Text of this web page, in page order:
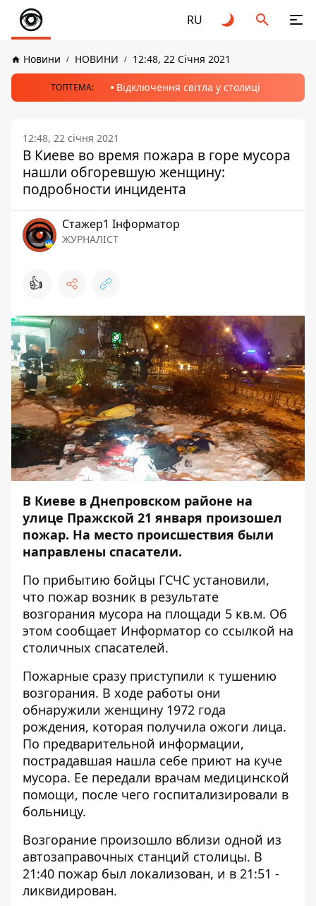
RU
Новини НОВИНИ 12:48, 22 Січня 2021
ТОПТЕМА: Відключення світла у столиці
12:48, 22 січня 2021
В Киеве во время пожара в горе мусора
нашли обгоревшую женщину:
подробности инцидента
Стажер1 Інформатор
ЖУРНАЛІСТ
👍
В Киеве в Днепровском районе на
улице Пражской 21 января произошел
пожар. На место происшествия были
направлены спасатели.
По прибытию бойцы ГСЧС установили,
что пожар возник в результате
возгорания мусора на площади 5 кв.м. Об
этом сообщает Информатор со ссылкой на
столичных спасателей.
Пожарные сразу приступили к тушению
возгорания. В ходе работы они
обнаружили женщину 1972 года
рождения, которая получила ожоги лица.
По предварительной информации,
пострадавшая нашла себе приют на куче
мусора. Ее передали врачам медицинской
помощи, после чего госпитализировали в
больницу.
Возгорание произошло вблизи одной из
автозаправочных станций столицы. В
21:40 пожар был локализован, и в 21:51 -
ликвидирован.